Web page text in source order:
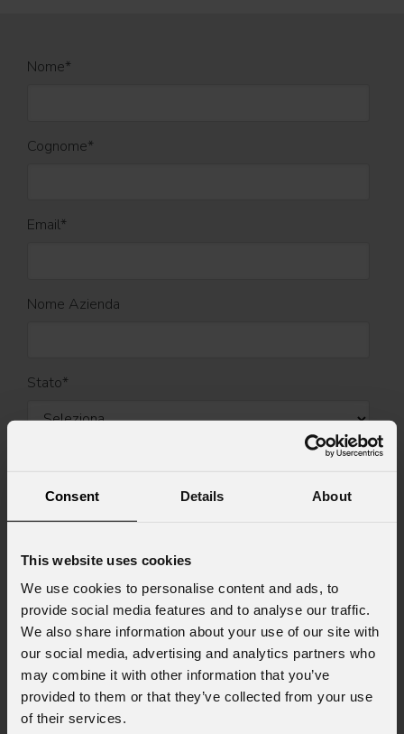
Consent Details About
This website uses cookies
We use cookies to personalise content and ads, to
provide social media features and to analyse our traffic.
We also share information about your use of our site with
our social media, advertising and analytics partners who
may combine it with other information that you’ve
provided to them or that they’ve collected from your use
of their services.
Nome*
Cognome*
Email*
Nome Azienda
Stato*
Consenso al marketing
Acconsento al trattamento dei dati per
ricevere informazioni commerciali e iniziative di
marketing.